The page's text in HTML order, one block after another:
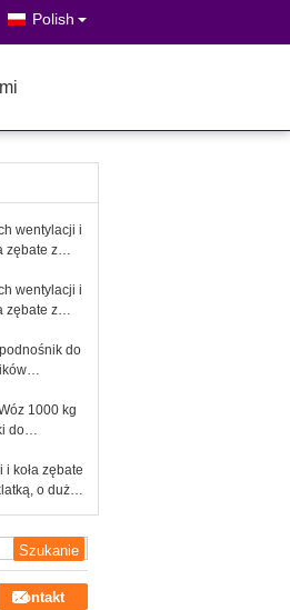
Polish
wentylacji i
zębate z
wentylacji i
zębate z
do
1000 kg
do
koła zębate
o dużej
Kontakt